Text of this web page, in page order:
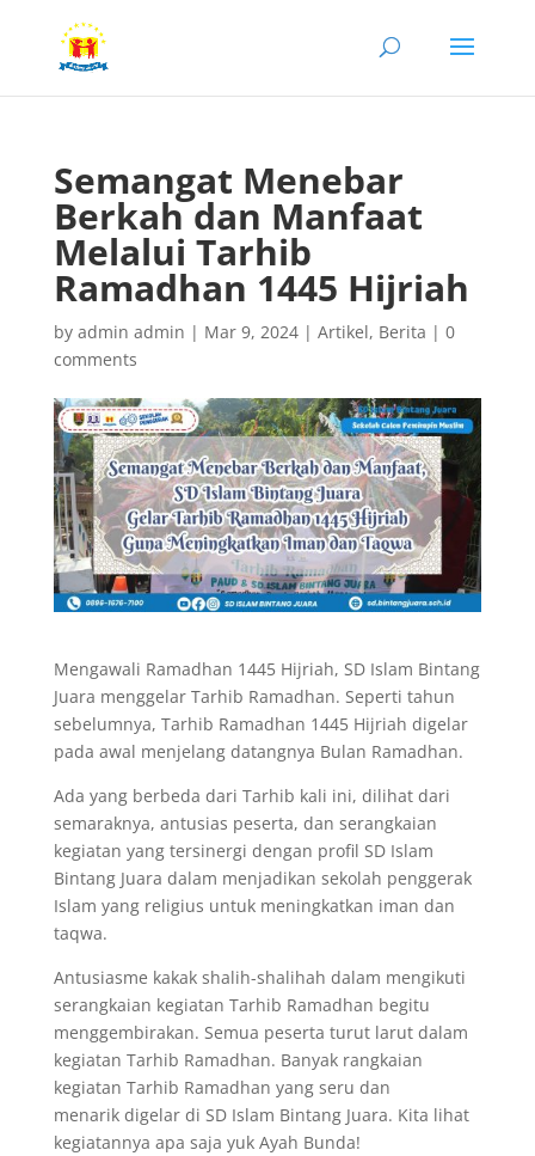
Semangat Menebar
Berkah dan Manfaat
Melalui Tarhib
Ramadhan 1445 Hijriah
by admin admin | Mar 9, 2024| Artikel, Berita | 0
comments
Mengawali Ramadhan 1445 Hijriah, SD Islam Bintang
Juara menggelar Tarhib Ramadhan. Seperti tahun
sebelumnya, Tarhib Ramadhan 1445 Hijriah digelar
pada awal menjelang datangnya Bulan Ramadhan.
Ada yang berbeda dari Tarhib kali ini, dilihat dari
semaraknya, antusias peserta, dan serangkaian
kegiatan yang tersinergi dengan profil SD Islam
Bintang Juara dalam menjadikan sekolah penggerak
Islam yang religius untuk meningkatkan iman dan
taqwa.
Antusiasme kakak shalih-shalihah dalam mengikuti
serangkaian kegiatan Tarhib Ramadhan begitu
menggembirakan. Semua peserta turut larut dalam
kegiatan Tarhib Ramadhan. Banyak rangkaian
kegiatan Tarhib Ramadhan yang seru dan
menarik digelar di SD Islam Bintang Juara. Kita lihat
kegiatannya apa saja yuk Ayah Bunda!